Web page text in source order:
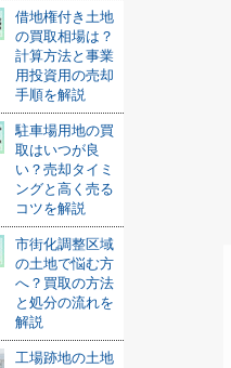
借地権付き土地
の買取相場は？
計算方法と事業
用投資用の売却
手順を解説
駐車場用地の買
取はいつが良
い？売却タイミ
ングと高く売る
コツを解説
市街化調整区域
の土地で悩む方
へ？買取の方法
と処分の流れを
解説
工場跡地の土地